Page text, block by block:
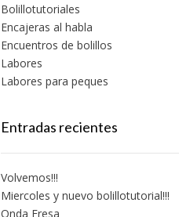
Bolillotutoriales
Encajeras al habla
Encuentros de bolillos
Labores
Labores para peques
Entradas recientes
Volvemos!!!
Miercoles y nuevo bolillotutorial!!!
Onda Fresa